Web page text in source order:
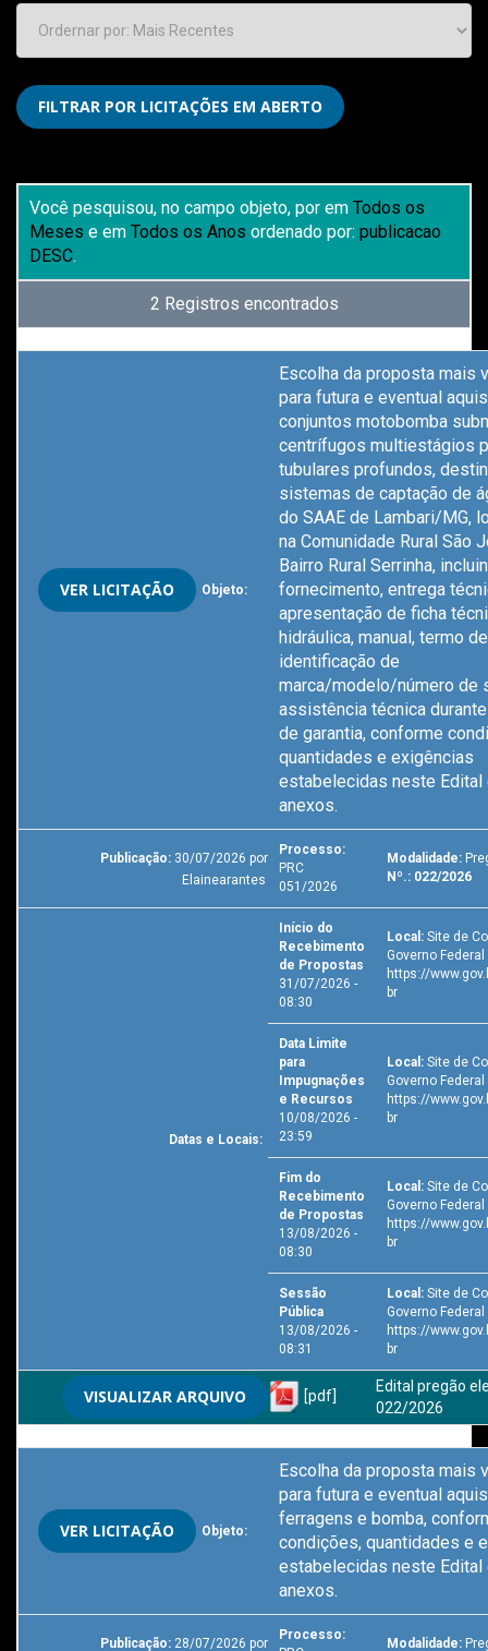
Você pesquisou, no campo objeto, por em Todos os
Meses e em Todos os Anos ordenado por: publicacao
DESC.
2 Registros encontrados
VER LICITAÇÃO Objeto:
Escolha da proposta mais
para futura e eventual
conjuntos motobomba
centrífugos multiestágios
tubulares profundos,
sistemas de captação de
do SAAE de Lambari/MG,
na Comunidade Rural São
Bairro Rural Serrinha,
fornecimento, entrega
apresentação de ficha
hidráulica, manual, termo
identificação de
marca/modelo/número de
assistência técnica
de garantia, conforme
quantidades e exigências
estabelecidas neste Edital
anexos.
Publicação: 30/07/2026 por
Elainearantes
Processo:
PRC
051/2026
Modalidade:
Nº.: 022/2026
Datas e Locais:
Início do
Recebimento
de Propostas
31/07/2026 -
08:30
Local: Site de
Governo Federal
https://
br
Data Limite
para
Impugnações
e Recursos
10/08/2026 -
23:59
Local: Site de
Governo Federal
https://
br
Fim do
Recebimento
de Propostas
13/08/2026 -
08:30
Local: Site de
Governo Federal
https://
br
Sessão
Pública
13/08/2026 -
08:31
Local: Site de
Governo Federal
https://
br
VISUALIZAR ARQUIVO [pdf]
Edital pregão
022/2026
VER LICITAÇÃO Objeto:
Escolha da proposta mais
para futura e eventual
ferragens e bomba,
condições, quantidades e
estabelecidas neste Edital
anexos.
Publicação: 28/07/2026 por
Processo:
Modalidade: